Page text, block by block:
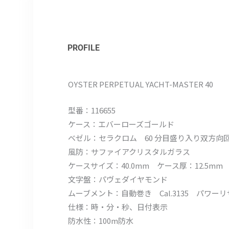
PROFILE
OYSTER PERPETUAL YACHT-MASTER 40
型番：116655
ケース：エバーローズゴールド
ベゼル：セラクロム 60 分目盛り入り双方向
風防：サファイアクリスタルガラス
ケースサイズ：40.0mm ケース厚：12.5mm
文字盤：パヴェダイヤモンド
ムーブメント：自動巻き Cal.3135 パワーリ
仕様：時・分・秒、日付表示
防水性：100m防水